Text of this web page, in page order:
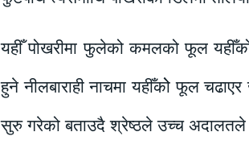
यहीँ पोखरीमा फुलेको कमलको फूल
हुने नीलबाराही नाचमा यहीँकोे फूल
सुरु गरेको बताउदै श्रेष्ठले उच्च अदालतले